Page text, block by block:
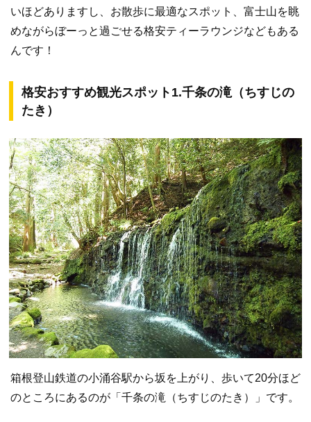
いほどありますし、お散歩に最適なスポット、富士山を眺
めながらぼーっと過ごせる格安ティーラウンジなどもある
んです！
格安おすすめ観光スポット1.千条の滝（ちすじの
たき）
箱根登山鉄道の小涌谷駅から坂を上がり、歩いて20分ほど
のところにあるのが「千条の滝（ちすじのたき）」です。